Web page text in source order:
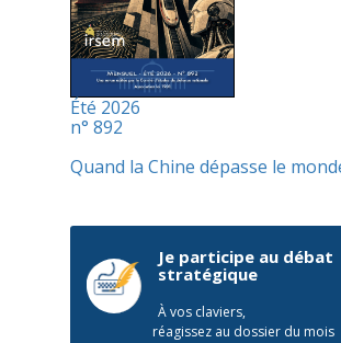
Été 2026
n° 892
Quand la Chine dépasse le
Je participe au débat
stratégique
À vos claviers,
réagissez au dossier du mois